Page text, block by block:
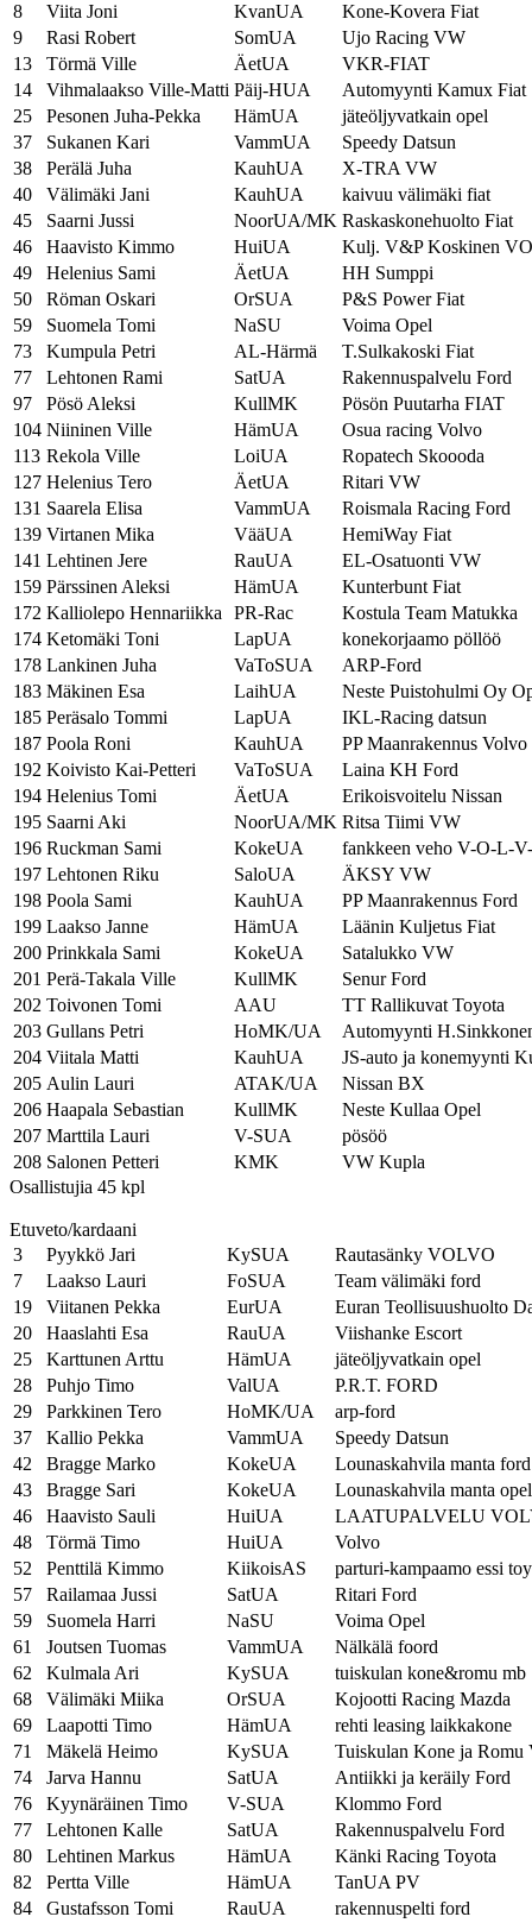
8
Viita Joni KvanUA
Kone-Kovera Fiat
9
Rasi Robert SomUA
Ujo Racing VW
13
Törmä Ville ÄetUA
VKR-FIAT
14
Vihmalaakso Ville-Matti Päij-HUA
Automyynti Kamux Fiat
25
Pesonen Juha-Pekka HämUA
jäteöljyvatkain opel
37
Sukanen Kari VammUA
Speedy Datsun
38
Perälä Juha KauhUA
X-TRA VW
40
Välimäki Jani KauhUA
kaivuu välimäki fiat
45
Saarni Jussi NoorUA/MK Raskaskonehuolto Fiat
46
Haavisto Kimmo HuiUA
Kulj. V&P Koskinen
49
Helenius Sami ÄetUA
HH Sumppi
50
Röman Oskari OrSUA
P&S Power Fiat
59
Suomela Tomi NaSU
Voima Opel
73
Kumpula Petri AL-Härmä
T.Sulkakoski Fiat
77
Lehtonen Rami SatUA
Rakennuspalvelu Ford
97
Pösö Aleksi KullMK
Pösön Puutarha FIAT
104 Niininen Ville HämUA
Osua racing Volvo
113 Rekola Ville LoiUA
Ropatech Skoooda
127 Helenius Tero ÄetUA
Ritari VW
131 Saarela Elisa VammUA
Roismala Racing Ford
139 Virtanen Mika VääUA
HemiWay Fiat
141 Lehtinen Jere RauUA
EL-Osatuonti VW
159 Pärssinen Aleksi HämUA
Kunterbunt Fiat
172 Kalliolepo Hennariikka PR-Rac
Kostula Team Matukka
174 Ketomäki Toni LapUA
konekorjaamo pöllöö
178 Lankinen Juha VaToSUA
ARP-Ford
183 Mäkinen Esa LaihUA
Neste Puistohulmi Oy
185 Peräsalo Tommi LapUA
IKL-Racing datsun
187 Poola Roni KauhUA
PP Maanrakennus Volvo
192 Koivisto Kai-Petteri VaToSUA
Laina KH Ford
194 Helenius Tomi ÄetUA
Erikoisvoitelu Nissan
195 Saarni Aki NoorUA/MK Ritsa Tiimi VW
196 Ruckman Sami KokeUA
fankkeen veho V-O-L-
197 Lehtonen Riku SaloUA
ÄKSY VW
198 Poola Sami KauhUA
PP Maanrakennus Ford
199 Laakso Janne HämUA
Läänin Kuljetus Fiat
200 Prinkkala Sami KokeUA
Satalukko VW
201 Perä-Takala Ville KullMK
Senur Ford
202 Toivonen Tomi AAU
TT Rallikuvat Toyota
203 Gullans Petri HoMK/UA
Automyynti
204 Viitala Matti KauhUA
JS-auto ja konemyynti
205 Aulin Lauri ATAK/UA
Nissan BX
206 Haapala Sebastian KullMK
Neste Kullaa Opel
207 Marttila Lauri V-SUA
pösöö
208 Salonen Petteri KMK
VW Kupla
Osallistujia 45 kpl
Etuveto/kardaani
3
Pyykkö Jari KySUA
Rautasänky VOLVO
7
Laakso Lauri FoSUA
Team välimäki ford
19
Viitanen Pekka EurUA
Euran Teollisuushuolto
20
Haaslahti Esa RauUA
Viishanke Escort
25
Karttunen Arttu HämUA
jäteöljyvatkain opel
28
Puhjo Timo ValUA
P.R.T. FORD
29
Parkkinen Tero HoMK/UA
arp-ford
37
Kallio Pekka VammUA
Speedy Datsun
42
Bragge Marko KokeUA
Lounaskahvila manta ford
43
Bragge Sari KokeUA
Lounaskahvila manta opel
46
Haavisto Sauli HuiUA
LAATUPALVELU
48
Törmä Timo HuiUA
Volvo
52
Penttilä Kimmo KiikoisAS
parturi-kampaamo essi
57
Railamaa Jussi SatUA
Ritari Ford
59
Suomela Harri NaSU
Voima Opel
61
Joutsen Tuomas VammUA
Nälkälä foord
62
Kulmala Ari KySUA
tuiskulan kone&romu mb
68
Välimäki Miika OrSUA
Kojootti Racing Mazda
69
Laapotti Timo HämUA
rehti leasing laikkakone
71
Mäkelä Heimo KySUA
Tuiskulan Kone ja Romu
74
Jarva Hannu SatUA
Antiikki ja keräily Ford
76
Kyynäräinen Timo V-SUA
Klommo Ford
77
Lehtonen Kalle SatUA
Rakennuspalvelu Ford
80
Lehtinen Markus HämUA
Känki Racing Toyota
82
Pertta Ville HämUA
TanUA PV
84
Gustafsson Tomi RauUA
rakennuspelti ford